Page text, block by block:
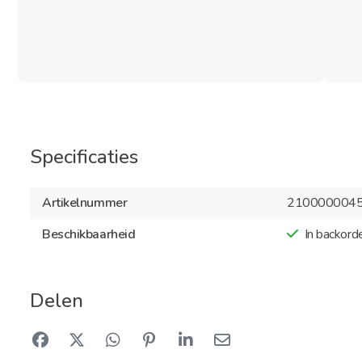
Specificaties
Artikelnummer
Beschikbaarheid
In
Delen